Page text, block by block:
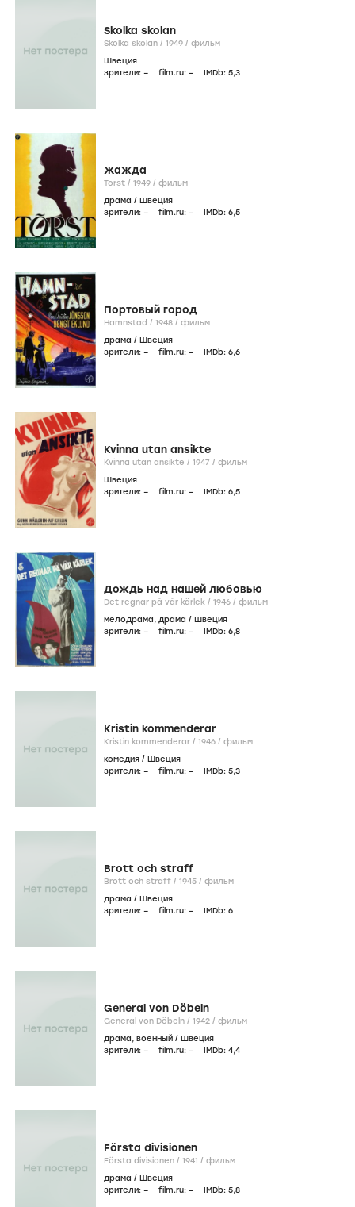
Skolka skolan
Skolka skolan / 1949 / фильм
Швеция
зрители: – film.ru: – IMDb: 5,3
Жажда
Torst / 1949 / фильм
драма / Швеция
зрители: – film.ru: – IMDb: 6,5
Портовый город
Hamnstad / 1948 / фильм
драма / Швеция
зрители: – film.ru: – IMDb: 6,6
Kvinna utan ansikte
Kvinna utan ansikte / 1947 / фильм
Швеция
зрители: – film.ru: – IMDb: 6,5
Дождь над нашей любовью
Det regnar på vår kärlek / 1946 / фильм
мелодрама, драма / Швеция
зрители: – film.ru: – IMDb: 6,8
Kristin kommenderar
Kristin kommenderar / 1946 / фильм
комедия / Швеция
зрители: – film.ru: – IMDb: 5,3
Brott och straff
Brott och straff / 1945 / фильм
драма / Швеция
зрители: – film.ru: – IMDb: 6
General von Döbeln
General von Döbeln / 1942 / фильм
драма, военный / Швеция
зрители: – film.ru: – IMDb: 4,4
Första divisionen
Första divisionen / 1941 / фильм
драма / Швеция
зрители: – film.ru: – IMDb: 5,8